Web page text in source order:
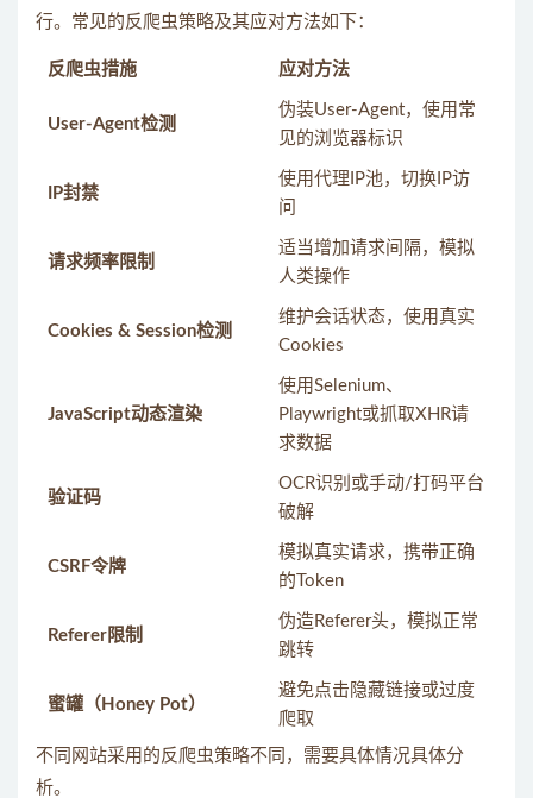
行。常见的反爬虫策略及其应对方法如下：
反爬虫措施 应对方法
User-Agent检测
伪装User-Agent，使用常
见的浏览器标识
IP封禁
使用代理IP池，切换IP访
问
请求频率限制
适当增加请求间隔，模拟
人类操作
Cookies & Session检测
维护会话状态，使用真实
Cookies
JavaScript动态渲染
使用Selenium、
Playwright或抓取XHR请
求数据
验证码
OCR识别或手动/打码平台
破解
CSRF令牌
模拟真实请求，携带正确
的Token
Referer限制
伪造Referer头，模拟正常
跳转
蜜罐（Honey Pot）
避免点击隐藏链接或过度
爬取
不同网站采用的反爬虫策略不同，需要具体情况具体分
析。